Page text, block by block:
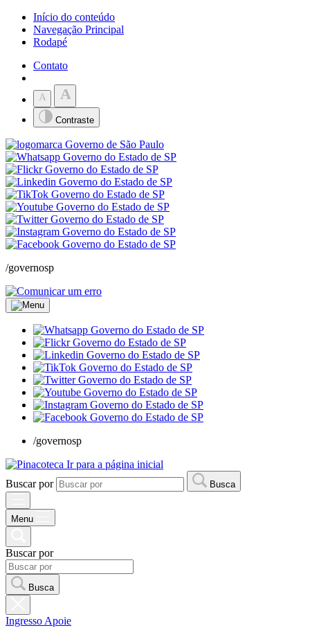
Início do conteúdo
Navegação Principal
Rodapé
Contato
A A
Contraste
/governosp
/governosp
Ir para a página inicial
Buscar por
Busca
Menu
Buscar por
Busca
Ingresso Apoie